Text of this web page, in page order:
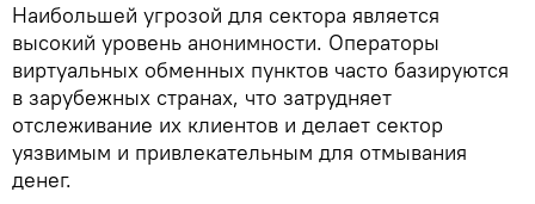
Наибольшей угрозой для сектора является
высокий уровень анонимности. Операторы
виртуальных обменных пунктов часто базируются
в зарубежных странах, что затрудняет
отслеживание их клиентов и делает сектор
уязвимым и привлекательным для отмывания
денег.